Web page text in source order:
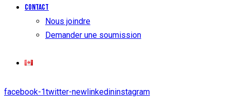
Contact
Nous joindre
Demander une soumission
facebook-1twitter-newlinkedininstagram